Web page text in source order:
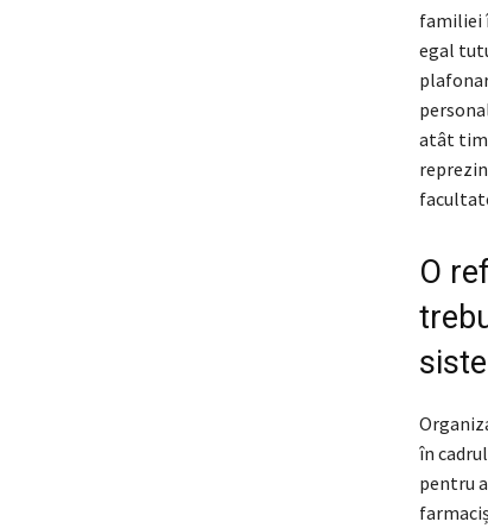
familiei
egal
atât
O
în
pentru